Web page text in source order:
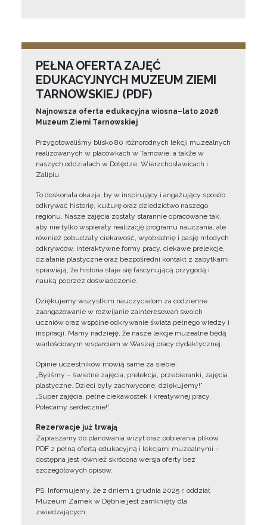
PEŁNA OFERTA ZAJĘĆ
EDUKACYJNYCH MUZEUM ZIEMI
TARNOWSKIEJ (PDF)
Najnowsza oferta edukacyjna wiosna–lato 2026
Muzeum Ziemi Tarnowskiej
Przygotowaliśmy blisko 80 różnorodnych lekcji muzealnych
realizowanych w placówkach w Tarnowie, a także w
naszych oddziałach w Dołędze, Wierzchosławicach i
Zalipiu.
To doskonała okazja, by w inspirujący i angażujący sposób
odkrywać historię, kulturę oraz dziedzictwo naszego
regionu. Nasze zajęcia zostały starannie opracowane tak,
aby nie tylko wspierały realizację programu nauczania, ale
również pobudzały ciekawość, wyobraźnię i pasję młodych
odkrywców. Interaktywne formy pracy, ciekawe prelekcje,
działania plastyczne oraz bezpośredni kontakt z zabytkami
sprawiają, że historia staje się fascynującą przygodą i
nauką poprzez doświadczenie.
Dziękujemy wszystkim nauczycielom za codzienne
zaangażowanie w rozwijanie zainteresowań swoich
uczniów oraz wspólne odkrywanie świata pełnego wiedzy i
inspiracji. Mamy nadzieję, że nasze lekcje muzealne będą
wartościowym wsparciem w Waszej pracy dydaktycznej.
Opinie uczestników mówią same za siebie:
„Byliśmy – świetne zajęcia, prelekcja, przebieranki, zajęcia
plastyczne. Dzieci były zachwycone, dziękujemy!”
„Super zajęcia, pełne ciekawostek i kreatywnej pracy.
Polecamy serdecznie!”
Rezerwacje już trwają
Zapraszamy do planowania wizyt oraz pobierania plików
PDF z pełną ofertą edukacyjną i lekcjami muzealnymi –
dostępna jest również skrócona wersja oferty bez
szczegółowych opisów.
PS. Informujemy, że z dniem 1 grudnia 2025 r. oddział
Muzeum Zamek w Dębnie jest zamknięty dla
zwiedzających.